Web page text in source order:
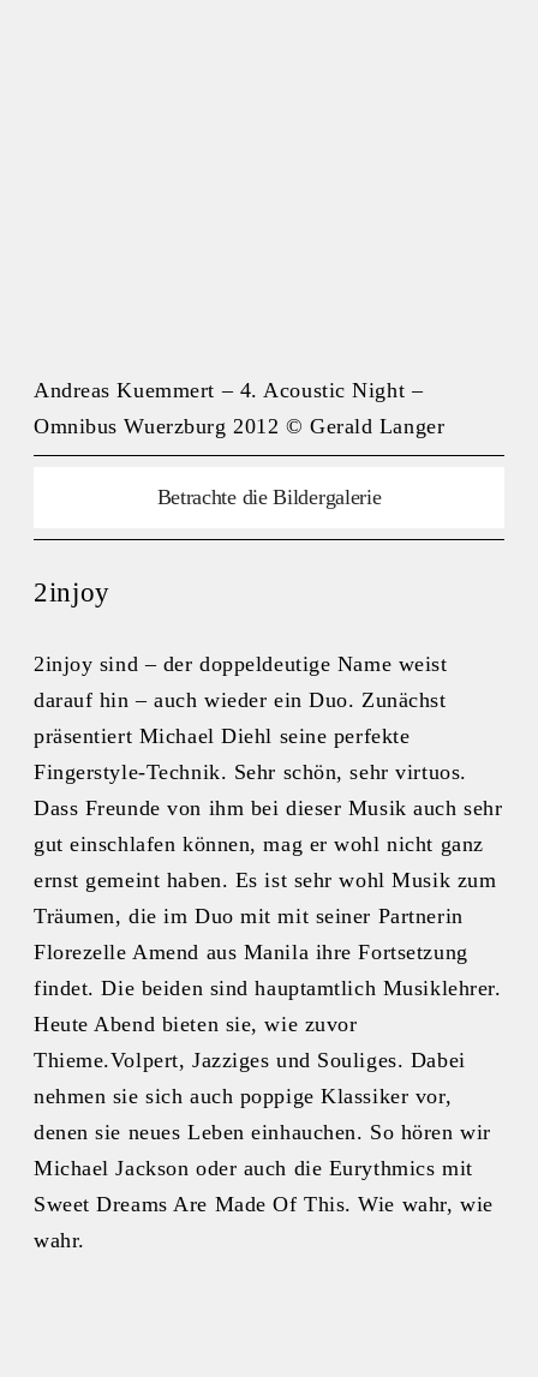
Andreas Kuemmert – 4. Acoustic Night –
Omnibus Wuerzburg 2012 © Gerald Langer
Betrachte die Bildergalerie
2injoy
2injoy sind – der doppeldeutige Name weist
darauf hin – auch wieder ein Duo. Zunächst
präsentiert Michael Diehl seine perfekte
Fingerstyle-Technik. Sehr schön, sehr virtuos.
Dass Freunde von ihm bei dieser Musik auch sehr
gut einschlafen können, mag er wohl nicht ganz
ernst gemeint haben. Es ist sehr wohl Musik zum
Träumen, die im Duo mit mit seiner Partnerin
Florezelle Amend aus Manila ihre Fortsetzung
findet. Die beiden sind hauptamtlich Musiklehrer.
Heute Abend bieten sie, wie zuvor
Thieme.Volpert, Jazziges und Souliges. Dabei
nehmen sie sich auch poppige Klassiker vor,
denen sie neues Leben einhauchen. So hören wir
Michael Jackson oder auch die Eurythmics mit
Sweet Dreams Are Made Of This. Wie wahr, wie
wahr.